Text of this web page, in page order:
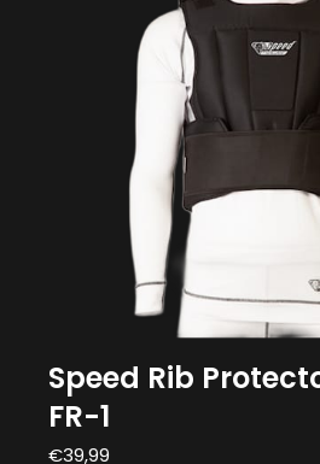
Speed Rib
FR-1
€39,99